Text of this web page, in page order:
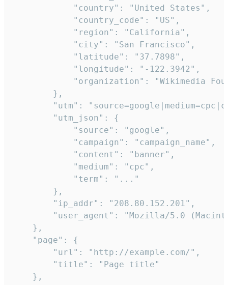
            "country": "United States",
            "country_code": "US",
            "region": "California",
            "city": "San Francisco",
            "latitude": "37.7898",
            "longitude": "-122.3942",
"organization": "Wikimedia
        },
"utm":
        "utm_json": {
            "source": "google",
            "campaign": "campaign_name",
            "content": "banner",
            "medium": "cpc",
            "term": "..."
        },
        "ip_addr": "208.80.152.201",
"user_agent": "Mozilla/5.0
    },
    "page": {
        "url": "http://example.com/",
        "title": "Page title"
    },